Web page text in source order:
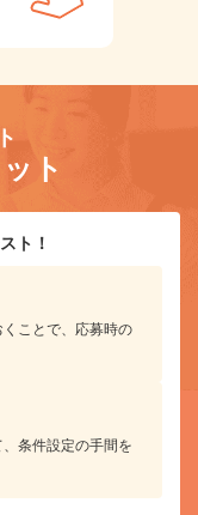
ト
ト！
ことで、応募時の
条件設定の手間を